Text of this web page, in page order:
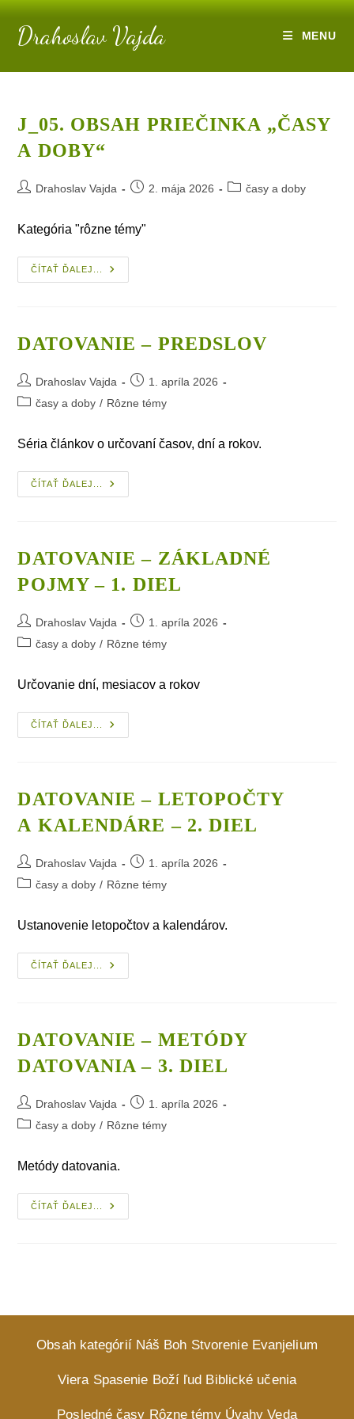
contentDrahoslav Vajda MENU
J_05. OBSAH PRIEČINKA „ČASY
A DOBY“
PostDrahoslav Vajda
Post2. mája 2026
Postčasy a doby
Kategória "rôzne témy"
ČÍTAŤ ĎALEJ...
J_05.
Obsah
DATOVANIE – PREDSLOV
Post
author:
Drahoslav Vajda
Post
published:
1. apríla 2026
Postčasy a doby / Rôzne témy
Séria článkov o určovaní časov, dní a rokov.
ČÍTAŤ ĎALEJ...
Datovanie
–
DATOVANIE – ZÁKLADNÉ
POJMY – 1. DIEL
Post
author:
Drahoslav Vajda
Post
published:
1. apríla 2026
Postčasy a doby / Rôzne témy
Určovanie dní, mesiacov a rokov
ČÍTAŤ ĎALEJ...
Datovanie
–
DATOVANIE – LETOPOČTY
A KALENDÁRE – 2. DIEL
Post
author:
Drahoslav Vajda
Post
published:
1. apríla 2026
Postčasy a doby / Rôzne témy
Ustanovenie letopočtov a kalendárov.
ČÍTAŤ ĎALEJ...
Datovanie
–
DATOVANIE – METÓDY
DATOVANIA – 3. DIEL
Post
author:
Drahoslav Vajda
Post
published:
1. apríla 2026
Postčasy a doby / Rôzne témy
Metódy datovania.
ČÍTAŤ ĎALEJ...
Datovanie
–
Obsah kategórií Náš Boh Stvorenie Evanjelium
Viera Spasenie Boží ľud Biblické učenia
Posledné časy Rôzne témy Úvahy Veda